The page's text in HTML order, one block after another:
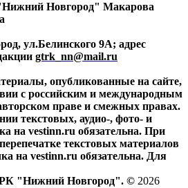
Новгород" Макарова
ул.Белинского 9А; адрес
gtrk_nn@mail.ru
опубликованные на сайте,
с российским и международным
праве и смежных правах.
текстовых, аудио-, фото- и
на vestinn.ru обязательна. При
текстовых материалов
на vestinn.ru обязательна. Для
"Нижний Новгород". © 2026